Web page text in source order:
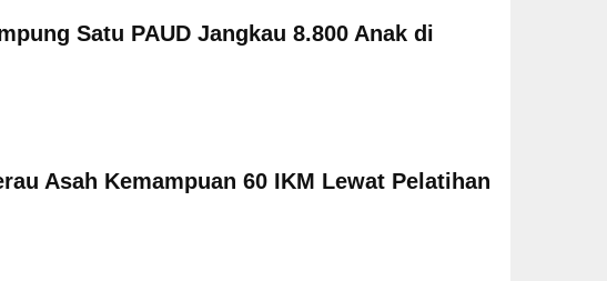
Satu PAUD Jangkau 8.800 Anak di
Asah Kemampuan 60 IKM Lewat Pelatihan